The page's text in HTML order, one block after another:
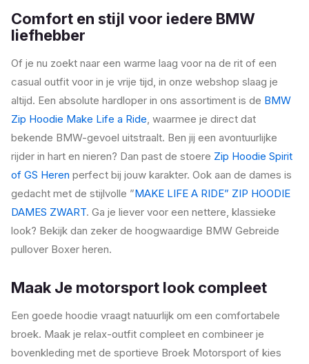
Comfort en stijl voor iedere BMW
liefhebber
Of je nu zoekt naar een warme laag voor na de rit of een
casual outfit voor in je vrije tijd, in onze webshop slaag je
altijd. Een absolute hardloper in ons assortiment is de BMW
Zip Hoodie Make Life a Ride, waarmee je direct dat
bekende BMW-gevoel uitstraalt. Ben jij een avontuurlijke
rijder in hart en nieren? Dan past de stoere Zip Hoodie Spirit
of GS Heren perfect bij jouw karakter. Ook aan de dames is
gedacht met de stijlvolle ”MAKE LIFE A RIDE” ZIP HOODIE
DAMES ZWART. Ga je liever voor een nettere, klassieke
look? Bekijk dan zeker de hoogwaardige BMW Gebreide
pullover Boxer heren.
Maak Je motorsport look compleet
Een goede hoodie vraagt natuurlijk om een comfortabele
broek. Maak je relax-outfit compleet en combineer je
bovenkleding met de sportieve Broek Motorsport of kies